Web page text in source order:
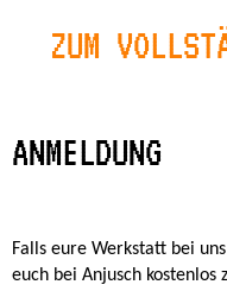
ZUM
ANMELDUNG
Falls eure Werkstatt bei uns
euch bei Anjusch kostenlos